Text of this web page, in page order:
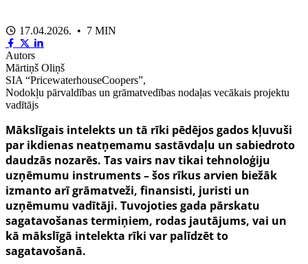
17.04.2026. • 7 MIN
Autors
Mārtiņš Oliņš
SIA “PricewaterhouseCoopers”,
Nodokļu pārvaldības un grāmatvedības nodaļas vecākais projektu
vadītājs
Mākslīgais intelekts un tā rīki pēdējos gados kļuvuši
par ikdienas neatņemamu sastāvdaļu un sabiedroto
daudzās nozarēs. Tas vairs nav tikai tehnoloģiju
uzņēmumu instruments – šos rīkus arvien biežāk
izmanto arī grāmatveži, finansisti, juristi un
uzņēmumu vadītāji. Tuvojoties gada pārskatu
sagatavošanas termiņiem, rodas jautājums, vai un
kā mākslīgā intelekta rīki var palīdzēt to
sagatavošanā.